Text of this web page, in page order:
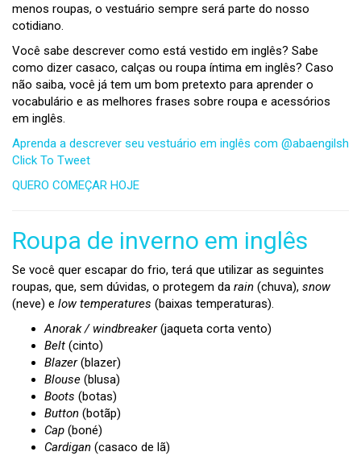
menos roupas, o vestuário sempre será parte do nosso
cotidiano.
Você sabe descrever como está vestido em inglês? Sabe
como dizer casaco, calças ou roupa íntima em inglês? Caso
não saiba, você já tem um bom pretexto para aprender o
vocabulário e as melhores frases sobre roupa e acessórios
em inglês.
Aprenda a descrever seu vestuário em inglês com @abaengilsh
Click To Tweet
QUERO COMEÇAR HOJE
Roupa de inverno em inglês
Se você quer escapar do frio, terá que utilizar as seguintes
roupas, que, sem dúvidas, o protegem da rain (chuva), snow
(neve) e low temperatures (baixas temperaturas).
Anorak / windbreaker(jaqueta corta vento)
Belt (cinto)
Blazer(blazer)
Blouse (blusa)
Boots (botas)
Button (botãp)
Cap (boné)
Cardigan (casaco de lã)